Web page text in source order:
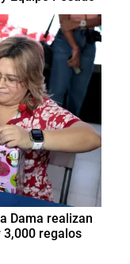
Dama realizan
regalos